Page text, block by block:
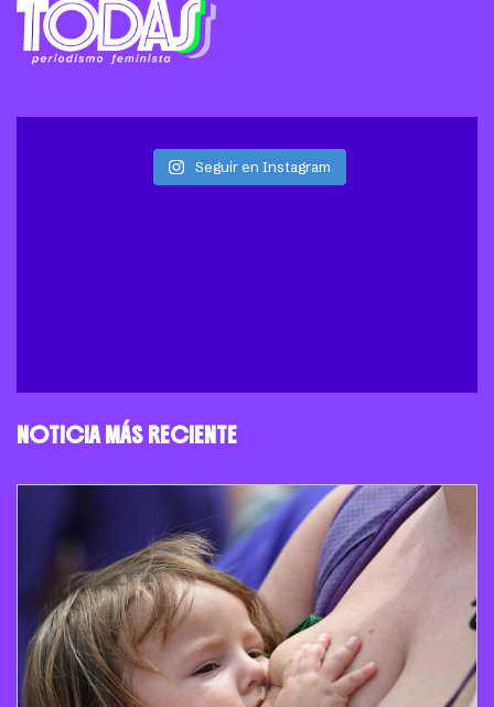
Seguir en Instagram
NOTICIA MÁS RECIENTE